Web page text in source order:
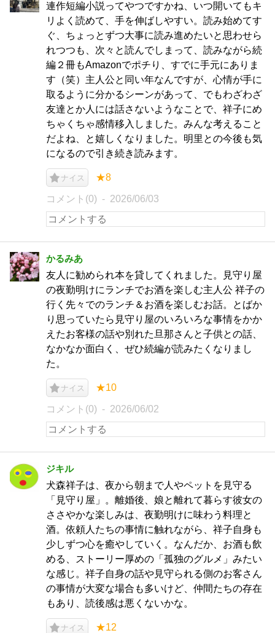
連作短編小説ってやつですかね、いつ開いてもキ
リよく読めて、手を伸ばしやすい。読み始めてす
ぐ、ちょっとずつ大事に読み進めたいと思わせら
れつつも、次々と読んでしまって、読みながら続
編２冊もAmazonでポチり、すでに手元にありま
す（笑）主人公と同い年なんですが、心情が手に
取るように分かるシーンがあって、でもわざわざ
友達とか人には話さないようなことで、祥子にめ
ちゃくちゃ感情移入しました。みんな考えること
だよね、と嬉しくなりました。明里との今後も気
になるので引き続き読みます。
ナイス ★8
コメント(0) 2026/06/03
かるみあ
友人に勧められ本を貸してくれました。見守り屋
の夜勤明けにランチでお酒を楽しむ主人公 祥子の
行く先々でのランチ＆お酒を楽しむお話。とばか
り思っていたら見守り屋のいろいろな事情をかか
えたお客様の話や別れた旦那さんと子供との話、
なかなか面白く、ぜひ続編が読みたくなりまし
た。
ナイス ★10
コメント(0) 2026/06/02
ジキル
犬森祥子は、夜から朝まで人やペットを見守る
「見守り屋」。離婚後、娘と離れて暮らす彼女の
ささやかな楽しみは、夜勤明けに味わう料理と
酒。依頼人たちの事情に触れながら、祥子自身も
少しずつ心を癒やしていく。なんだか、お酒も飲
める、ストーリー厚めの「孤独のグルメ」みたい
な感じ。祥子自身の話や見守られる側のお客さん
の事情が大変な場合も多いけど、仲間たちの存在
もあり、読後感は悪くないかな。
ナイス ★12